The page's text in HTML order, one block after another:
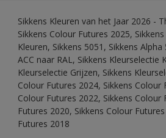
Sikkens Kleuren van het Jaar 2026 -
Sikkens Colour Futures 2025,
Kleuren, Sikkens 5051, Sikkens
ACC naar RAL, Sikkens Kleurselectie
Kleurselectie Grijzen, Sikkens
Colour Futures 2024, Sikkens Colour
Colour Futures 2022, Sikkens Colour
Futures 2020, Sikkens Colour
Futures 2018